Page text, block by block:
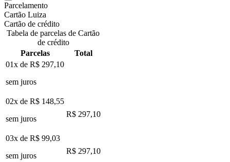
Parcelamento
Cartão Luiza
Cartão de crédito
Tabela de parcelas de Cartão
de crédito
Parcelas
Total
01x de R$ 297,10
sem juros
02x de R$ 148,55
sem juros
R$ 297,10
03x de R$ 99,03
sem juros
R$ 297,10